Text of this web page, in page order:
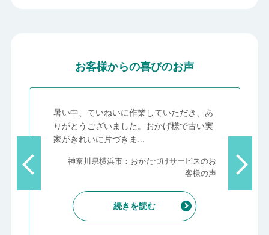
お客様からの喜びのお声
暑い中、ていねいに作業していただき、あ
りがとうございました。おかげ様で古い実
家がきれいに片づきま...
神奈川県横浜市：おかたづけサービスのお
客様の声
続きを読む